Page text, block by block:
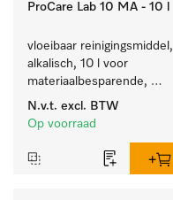
ProCare Lab 10 MA - 10 l
vloeibaar reinigingsmiddel,
alkalisch, 10 l voor
materiaalbesparende,
machinale reiniging van
laboratoriumglasw. en -
N.v.t. excl. BTW
Op voorraad